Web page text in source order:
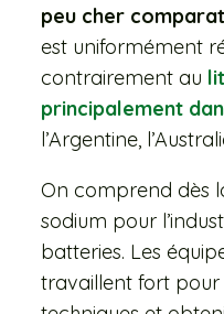
peu cher
est uniformément
contrairement au
principalement
l’Argentine,
On comprend dès
sodium pour
batteries. Les
travaillent fort